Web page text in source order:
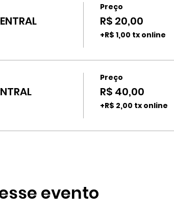
Preço
R$ 20,00
+R$ 1,00 tx online
Preço
R$ 40,00
+R$ 2,00 tx online
evento